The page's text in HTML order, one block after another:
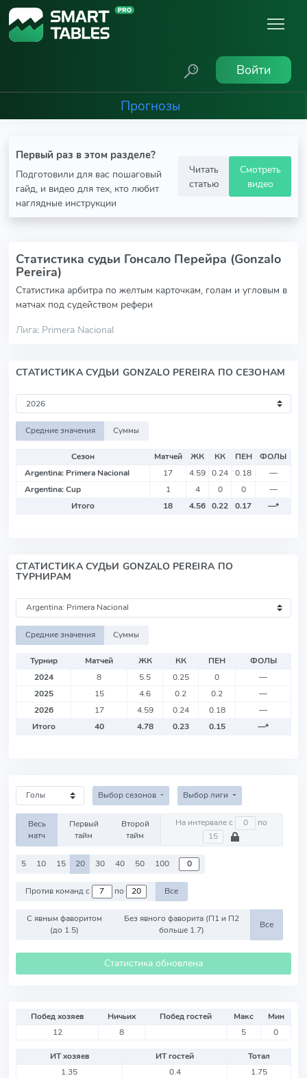
Войти
Прогнозы
Первый раз в этом разделе?
Подготовили для вас пошаговый
гайд, и видео для тех, кто любит
наглядные инструкции
Читать
статью
Смотреть
видео
Статистика судьи Гонсало Перейра (Gonzalo
Pereira)
Статистика арбитра по желтым карточкам, голам и угловым в
матчах под судейством рефери
Лига: Primera Nacional
СТАТИСТИКА СУДЬИ GONZALO PEREIRA ПО СЕЗОНАМ
Средние значения Суммы
Сезон Матчей ЖК КК ПЕН
ФОЛЫ
Argentina: Primera Nacional
17 4.59 0.24 0.18
—
Argentina: Cup
1 4 0 0
—
Итого
18 4.56 0.22 0.17 —*
СТАТИСТИКА СУДЬИ GONZALO PEREIRA ПО
ТУРНИРАМ
Средние значения Суммы
Турнир Матчей ЖК КК ПЕН
ФОЛЫ
2024
8 5.5 0.25 0
—
2025
15 4.6 0.2 0.2
—
2026
17 4.59 0.24 0.18
—
Итого
40 4.78 0.23 0.15 —*
Выбор сезонов Выбор лиги
Весь
матч
Первый
тайм
Второй
тайм
На интервале с по
5 10 15 20 30 40 50 100
Против команд с по Все
С явным фаворитом
(до 1.5)
Без явного фаворита (П1 и П2
больше 1.7)
Все
Статистика обновлена
Побед хозяев Ничьих Побед гостей Макс
Мин
12
8 5 0
ИТ хозяев ИТ гостей
Тотал
1.35
0.4 1.75